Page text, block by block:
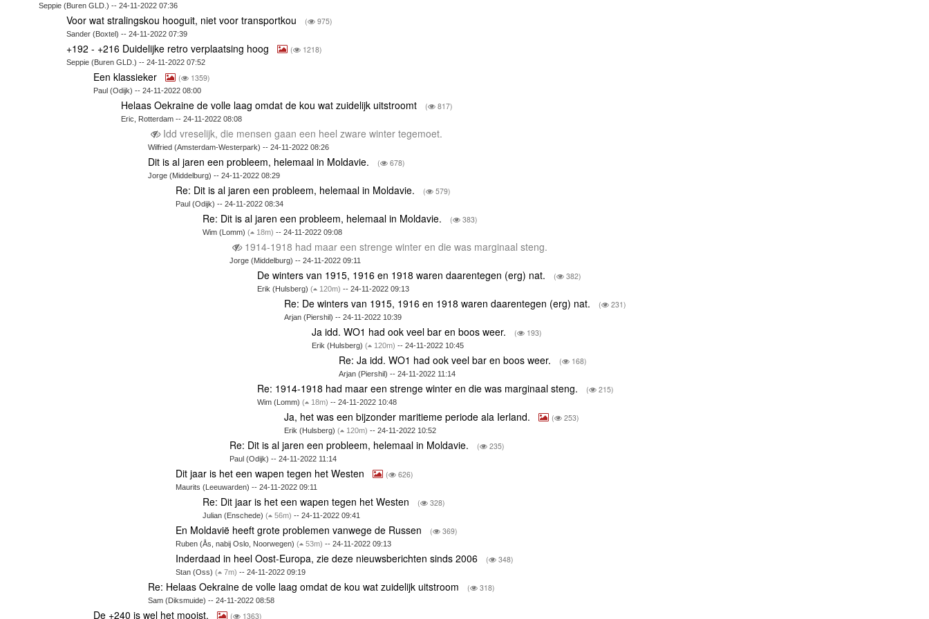
Seppie (Buren GLD.) -- 24-11-2022 07:36
Voor wat stralingskou hooguit, niet voor transportkou ( 975)
Sander (Boxtel) -- 24-11-2022 07:39
+192 - +216 Duidelijke retro verplaatsing hoog ( 1218)
Seppie (Buren GLD.) -- 24-11-2022 07:52
Een klassieker ( 1359)
Paul (Odijk) -- 24-11-2022 08:00
Helaas Oekraine de volle laag omdat de kou wat zuidelijk uitstroomt ( 817)
Eric, Rotterdam -- 24-11-2022 08:08
Idd vreselijk, die mensen gaan een heel zware winter tegemoet.
Wilfried (Amsterdam-Westerpark) -- 24-11-2022 08:26
Dit is al jaren een probleem, helemaal in Moldavie. ( 678)
Jorge (Middelburg) -- 24-11-2022 08:29
Re: Dit is al jaren een probleem, helemaal in Moldavie. ( 579)
Paul (Odijk) -- 24-11-2022 08:34
Re: Dit is al jaren een probleem, helemaal in Moldavie. ( 383)
Wim (Lomm) ( 18m) -- 24-11-2022 09:08
1914-1918 had maar een strenge winter en die was marginaal steng.
Jorge (Middelburg) -- 24-11-2022 09:11
De winters van 1915, 1916 en 1918 waren daarentegen (erg) nat. ( 382)
Erik (Hulsberg) ( 120m) -- 24-11-2022 09:13
Re: De winters van 1915, 1916 en 1918 waren daarentegen (erg) nat. ( 231)
Arjan (Piershil) -- 24-11-2022 10:39
Ja idd. WO1 had ook veel bar en boos weer. ( 193)
Erik (Hulsberg) ( 120m) -- 24-11-2022 10:45
Re: Ja idd. WO1 had ook veel bar en boos weer. ( 168)
Arjan (Piershil) -- 24-11-2022 11:14
Re: 1914-1918 had maar een strenge winter en die was marginaal steng. ( 215)
Wim (Lomm) ( 18m) -- 24-11-2022 10:48
Ja, het was een bijzonder maritieme periode ala Ierland. ( 253)
Erik (Hulsberg)( 120m) -- 24-11-2022 10:52
Re: Dit is al jaren een probleem, helemaal in Moldavie. ( 235)
Paul (Odijk) -- 24-11-2022 11:14
Dit jaar is het een wapen tegen het Westen ( 626)
Maurits (Leeuwarden) -- 24-11-2022 09:11
Re: Dit jaar is het een wapen tegen het Westen ( 328)
Julian (Enschede) ( 56m) -- 24-11-2022 09:41
En Moldavië heeft grote problemen vanwege de Russen ( 369)
Ruben (Ås, nabij Oslo, Noorwegen) ( 53m) -- 24-11-2022 09:13
Inderdaad in heel Oost-Europa, zie deze nieuwsberichten sinds 2006 ( 348)
Stan (Oss) ( 7m) -- 24-11-2022 09:19
Re: Helaas Oekraine de volle laag omdat de kou wat zuidelijk uitstroom ( 318)
Sam (Diksmuide) -- 24-11-2022 08:58
De +240 is wel het mooist. ( 1363)